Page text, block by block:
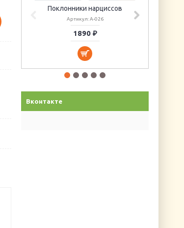
Поклонники нарциссов
Артикул: А-026
1890 ₽
Вконтакте